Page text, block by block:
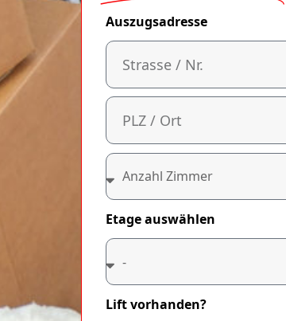
Auszugsadresse
Etage auswählen
Lift vorhanden?